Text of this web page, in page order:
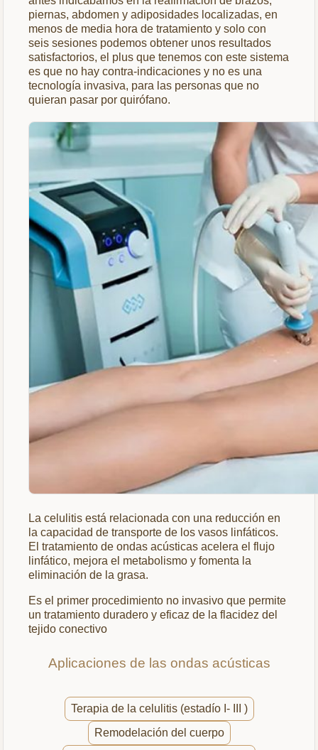
piernas, abdomen y adiposidades localizadas, en
menos de media hora de tratamiento y solo con
seis sesiones podemos obtener unos resultados
satisfactorios, el plus que tenemos con este sistema
es que no hay contra-indicaciones y no es una
tecnología invasiva, para las personas que no
quieran pasar por quirófano.
La celulitis está relacionada con una reducción en
la capacidad de transporte de los vasos linfáticos.
El tratamiento de ondas acústicas acelera el flujo
linfático, mejora el metabolismo y fomenta la
eliminación de la grasa.
Es el primer procedimiento no invasivo que permite
un tratamiento duradero y eficaz de la flacidez del
tejido conectivo
Aplicaciones de las ondas acústicas
Terapia de la celulitis (estadío I- III )
Remodelación del cuerpo